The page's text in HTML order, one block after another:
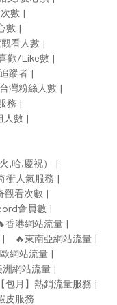
數
數
看人數
歡/Like數
蹤者
灣粉絲人數
務
人數
,哈,慶祝）
衝人氣服務
觀看次數
會員數
香港網站流量
🔥東南亞網站流量
歐網站流量
洲網站流量
【包月】熱銷流量服務
皮服務